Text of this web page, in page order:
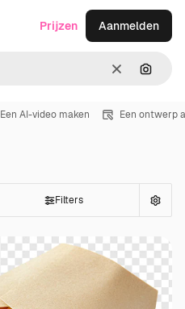
Wissen
Prijzen Aanmelden
Een AI-video maken Een ontwerp
Filters